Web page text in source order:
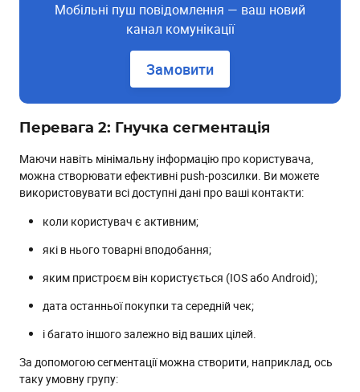
Мобільні пуш повідомлення — ваш новий
канал комунікації
Замовити
Перевага 2: Гнучка сегментація
Маючи навіть мінімальну інформацію про користувача,
можна створювати ефективні push-розсилки. Ви можете
використовувати всі доступні дані про ваші контакти:
коли користувач є активним;
які в нього товарні вподобання;
яким пристроєм він користується (IOS або Android);
дата останньої покупки та середній чек;
і багато іншого залежно від ваших цілей.
За допомогою сегментації можна створити, наприклад, ось
таку умовну групу: